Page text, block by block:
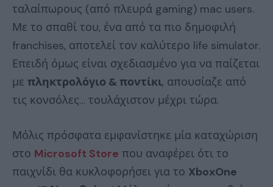
ταλαίπωρους (από πλευρά gaming) mac users.
Με το σπαθί του, ένα από τα πιο δημοφιλή
franchises, αποτελεί τον καλύτερο life simulator.
Επειδή όμως είναι σχεδιασμένο για να παίζεται
με πληκτρολόγιο & ποντίκι, απουσίαζε από
τις κονσόλες… τουλάχιστον μέχρι τώρα.
Μόλις πρόσφατα εμφανίστηκε μία καταχώριση
στο Microsoft Store που αναφέρει ότι το
παιχνίδι θα κυκλοφορήσει για το XboxOne